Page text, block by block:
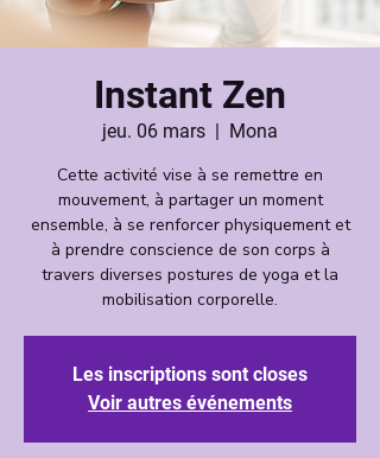
Instant Zen
jeu. 06 mars
  |
Mona
Cette activité vise à se remettre en
mouvement, à partager un moment
ensemble, à se renforcer physiquement et
à prendre conscience de son corps à
travers diverses postures de yoga et la
mobilisation corporelle.
Les inscriptions sont closes
Voir autres événements